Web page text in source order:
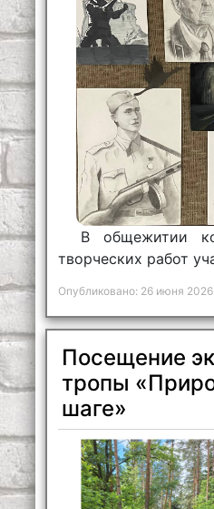
В общежитии
творческих работ
Опубликовано: 26 июня 2026
Посещение
тропы
шаге»